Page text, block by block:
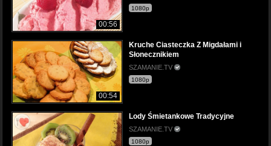
00:56
1080p
00:54
Kruche Ciasteczka Z Migdałami i
Słonecznikiem
SZAMANIE.TV
1080p
Lody Śmietankowe Tradycyjne
SZAMANIE.TV
1080p